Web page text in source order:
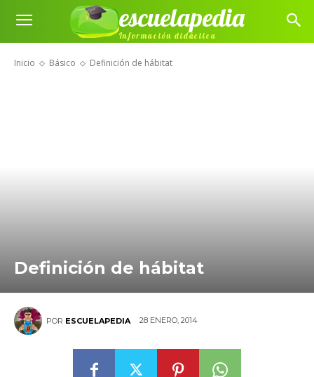
escuelapedia
Información didáctica
Inicio Básico Definición de hábitat
Definición de hábitat
POR ESCUELAPEDIA 28 ENERO, 2014